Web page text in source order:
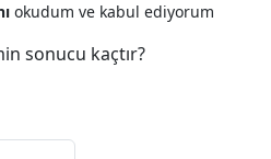
okudum ve kabul ediyorum
sonucu kaçtır?